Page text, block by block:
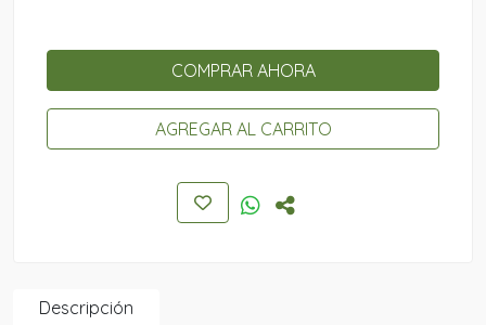
COMPRAR AHORA
AGREGAR AL CARRITO
Descripción